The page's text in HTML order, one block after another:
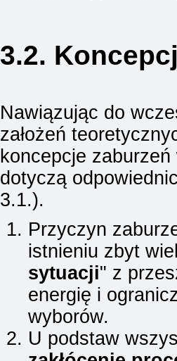
3.2.
Nawiązując do
założeń
koncepcje
dotyczą
3.1.).
Przyczyn
istnieniu zbyt
sytuacji" z
energię i
wyborów.
U podstaw